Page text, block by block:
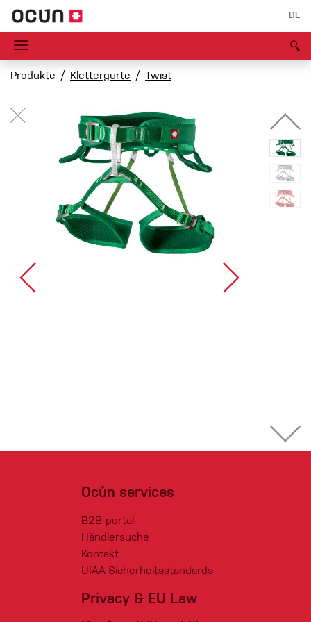
DE
Produkte Klettergurte Twist
Ocún services
B2B portal
Händlersuche
Kontakt
UIAA-Sicherheitsstandards
Privacy & EU Law